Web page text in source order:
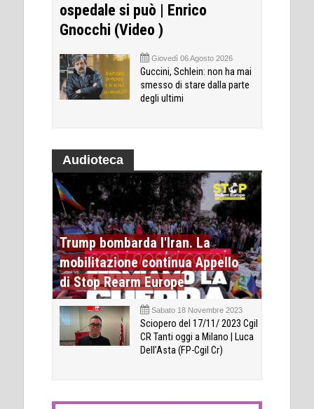
ospedale si può | Enrico
Gnocchi (Video )
Giovedì 06 Agosto 2026
Guccini, Schlein: non ha mai
smesso di stare dalla parte
degli ultimi
Audioteca
Trump bombarda l'Iran. La
mobilitazione continua Appello
di Stop Rearm Europe
Sabato 18 Novembre 2023
Sciopero del 17/11/ 2023 Cgil
CR Tanti oggi a Milano | Luca
Dell’Asta (FP-Cgil Cr)